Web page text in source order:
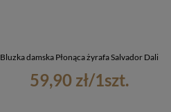
Bluzka damska Płonąca żyrafa Salvador Dali
59,90 zł/1szt.